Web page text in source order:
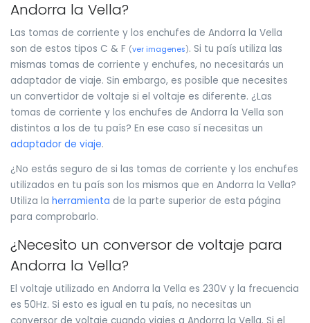
Andorra la Vella?
Las tomas de corriente y los enchufes de Andorra la Vella
son de estos tipos C & F (ver imagenes). Si tu país utiliza las
mismas tomas de corriente y enchufes, no necesitarás un
adaptador de viaje. Sin embargo, es posible que necesites
un convertidor de voltaje si el voltaje es diferente. ¿Las
tomas de corriente y los enchufes de Andorra la Vella son
distintos a los de tu país? En ese caso sí necesitas un
adaptador de viaje.
¿No estás seguro de si las tomas de corriente y los enchufes
utilizados en tu país son los mismos que en Andorra la Vella?
Utiliza la herramienta de la parte superior de esta página
para comprobarlo.
¿Necesito un conversor de voltaje para
Andorra la Vella?
El voltaje utilizado en Andorra la Vella es 230V y la frecuencia
es 50Hz. Si esto es igual en tu país, no necesitas un
conversor de voltaje cuando viajes a Andorra la Vella. Si el